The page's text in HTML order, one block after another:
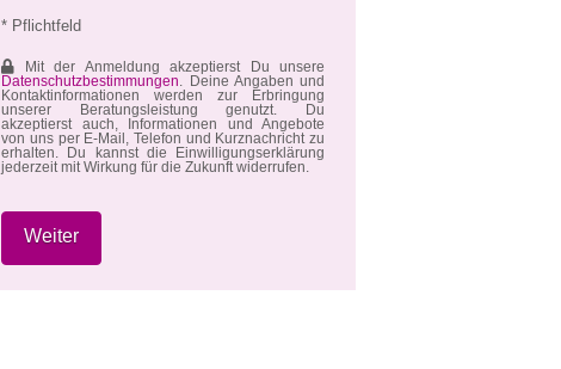
* Pflichtfeld
Mit der Anmeldung akzeptierst Du unsere
Datenschutzbestimmungen. Deine Angaben und
Kontaktinformationen werden zur Erbringung
unserer Beratungsleistung genutzt. Du
akzeptierst auch, Informationen und Angebote
von uns per E-Mail, Telefon und Kurznachricht zu
erhalten. Du kannst die Einwilligungserklärung
jederzeit mit Wirkung für die Zukunft widerrufen.